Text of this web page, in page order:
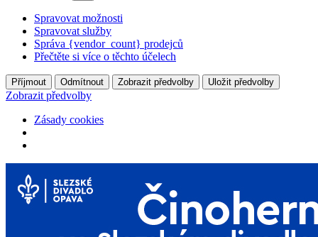
Spravovat možnosti
Spravovat služby
Správa {vendor_count} prodejců
Přečtěte si více o těchto účelech
Příjmout Odmítnout Zobrazit předvolby Uložit předvolby
Zobrazit předvolby
Zásady cookies